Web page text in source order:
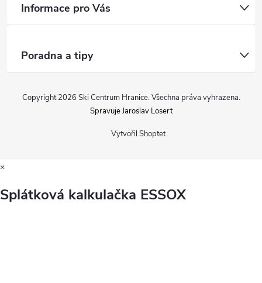
Informace pro Vás
Poradna a tipy
Vytvořil Shoptet
Copyright 2026 Ski Centrum Hranice. Všechna práva vyhrazena.
Spravuje Jaroslav Losert
×
Splátková kalkulačka ESSOX